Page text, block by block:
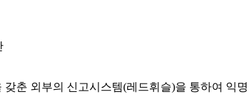
춘 외부의 신고시스템(레드휘슬)을 통하여 익